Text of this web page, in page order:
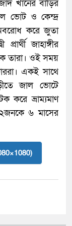
খানের বাড়ির
ভোট ও কেন্দ্র
করে জুতা
জাহাঙ্গীর
তারা। ওই সময়
একই সাথে
জাল ভোটে
করে ভ্রাম্যমাণ
৬ মাসের